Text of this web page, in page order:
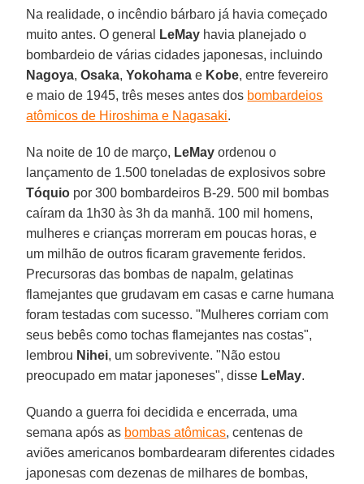
Na realidade, o incêndio bárbaro já havia começado
muito antes. O general
LeMay havia planejado o
bombardeio de várias cidades japonesas, incluindo
Nagoya,Osaka,Yokohama e Kobe, entre fevereiro
e maio de 1945, três meses antes dos bombardeios
atômicos de Hiroshima e Nagasaki.
Na noite de 10 de março, LeMay ordenou o
lançamento de 1.500 toneladas de explosivos sobre
Tóquio por 300 bombardeiros B-29. 500 mil bombas
caíram da 1h30 às 3h da manhã. 100 mil homens,
mulheres e crianças morreram em poucas horas, e
um milhão de outros ficaram gravemente feridos.
Precursoras das bombas de napalm, gelatinas
flamejantes que grudavam em casas e carne humana
foram testadas com sucesso. "Mulheres corriam com
seus bebês como tochas flamejantes nas costas",
lembrou Nihei, um sobrevivente. "Não estou
preocupado em matar japoneses", disse LeMay.
Quando a guerra foi decidida e encerrada, uma
semana após as bombas atômicas, centenas de
aviões americanos bombardearam diferentes cidades
japonesas com dezenas de milhares de bombas,